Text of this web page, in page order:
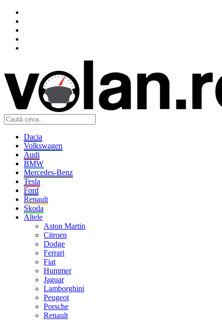
Dacia
Volkswagen
Audi
BMW
Mercedes-Benz
Tesla
Ford
Renault
Skoda
Altele
Aston Martin
Citroen
Dodge
Ferrari
Fiat
Hummer
Jaguar
Lamborghini
Peugeot
Porsche
Renault